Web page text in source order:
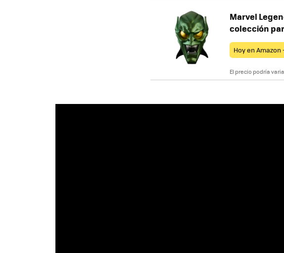
Marvel
colección
Hoy en Amazon
El precio podría